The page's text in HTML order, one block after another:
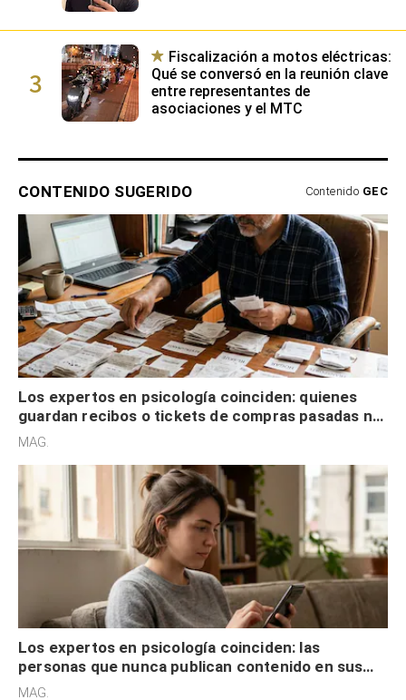
3
Fiscalización a motos eléctricas:
Qué se conversó en la reunión clave
entre representantes de
asociaciones y el MTC
CONTENIDO SUGERIDO Contenido GEC
Los expertos en psicología coinciden: quienes
guardan recibos o tickets de compras pasadas no
son acumuladores, sino que tienen necesidad de
MAG.
Los expertos en psicología coinciden: las
personas que nunca publican contenido en sus
redes sociales no pretenden buscar validación
MAG.